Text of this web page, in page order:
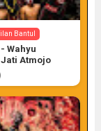
Bantul
- Wahyu
Atmojo